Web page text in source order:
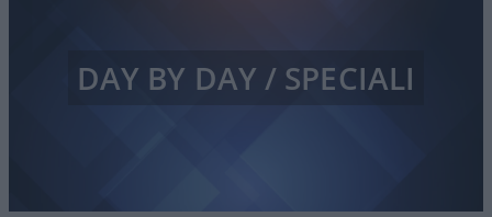
DAY BY DAY / SPECIALI